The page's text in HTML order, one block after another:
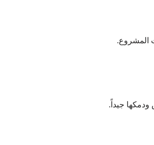
المشروع.
ودمكها جيداً.